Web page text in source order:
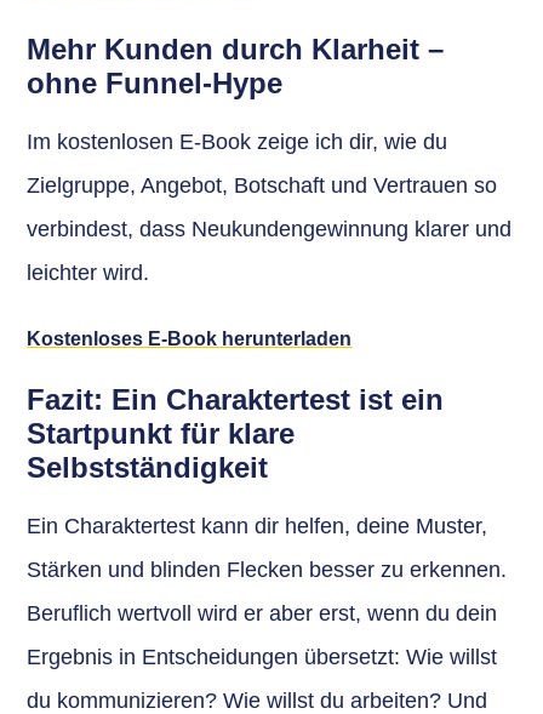
Mehr Kunden durch Klarheit –
ohne Funnel-Hype
Im kostenlosen E-Book zeige ich dir, wie du
Zielgruppe, Angebot, Botschaft und Vertrauen so
verbindest, dass Neukundengewinnung klarer und
leichter wird.
Kostenloses E-Book herunterladen
Fazit: Ein Charaktertest ist ein
Startpunkt für klare
Selbstständigkeit
Ein Charaktertest kann dir helfen, deine Muster,
Stärken und blinden Flecken besser zu erkennen.
Beruflich wertvoll wird er aber erst, wenn du dein
Ergebnis in Entscheidungen übersetzt: Wie willst
du kommunizieren? Wie willst du arbeiten? Und